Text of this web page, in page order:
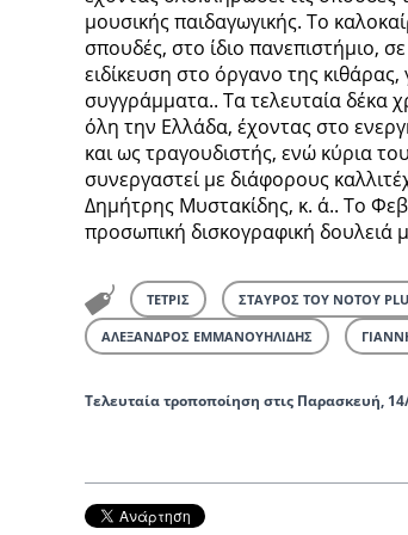
μουσικής παιδαγωγικής. Το
σπουδές, στο ίδιο πανεπιστήμιο,
ειδίκευση στο όργανο της
συγγράμματα.. Τα τελευταία δέκα
όλη την Ελλάδα, έχοντας στο
και ως τραγουδιστής, ενώ κύρια
συνεργαστεί με διάφορους
Δημήτρης Μυστακίδης, κ. ά.. Το
προσωπική δισκογραφική δουλειά
ΤΕΤΡΙΣ ΣΤΑΥΡΟΣ ΤΟΥ ΝΟΤΟΥ
ΑΛΕΞΑΝΔΡΟΣ ΕΜΜΑΝΟΥΗΛΙΔΗΣ
Τελευταία τροποποίηση στις Παρασκευή,